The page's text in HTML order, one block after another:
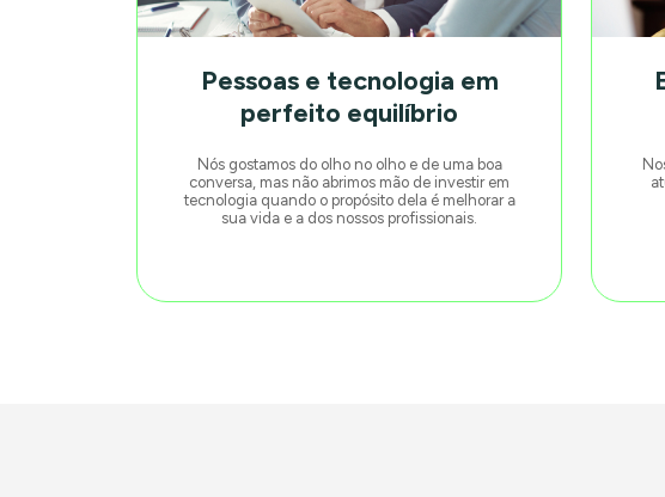
Pessoas e tecnologia em
perfeito equilíbrio
Nós gostamos do olho no olho e de uma boa
conversa, mas não abrimos mão de investir em
tecnologia quando o propósito dela é melhorar a
sua vida e a dos nossos profissionais.